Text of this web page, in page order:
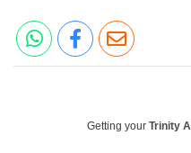
Getting your Trinity